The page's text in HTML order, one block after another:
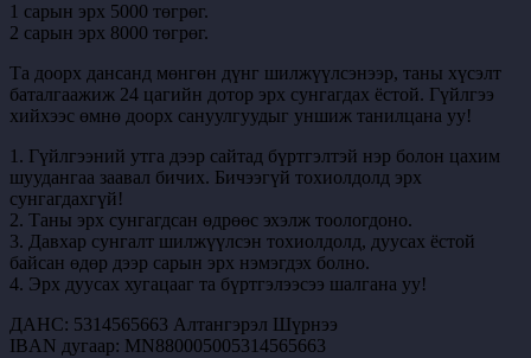
1 сарын эрх 5000 төгрөг.
2 сарын эрх 8000 төгрөг.
Та доорх дансанд мөнгөн дүнг шилжүүлсэнээр, таны хүсэлт
баталгаажиж 24 цагийн дотор эрх сунгагдах ёстой. Гүйлгээ
хийхээс өмнө доорх сануулгуудыг уншиж танилцана уу!
1. Гүйлгээний утга дээр сайтад бүртгэлтэй нэр болон цахим
шуудангаа заавал бичих. Бичээгүй тохиолдолд эрх
сунгагдахгүй!
2. Таны эрх сунгагдсан өдрөөс эхэлж тоологдоно.
3. Давхар сунгалт шилжүүлсэн тохиолдолд, дуусах ёстой
байсан өдөр дээр сарын эрх нэмэгдэх болно.
4. Эрх дуусах хугацааг та бүртгэлээсээ шалгана уу!
ДАНС: 5314565663 Алтангэрэл Шүрнээ
IBAN дугаар: MN880005005314565663